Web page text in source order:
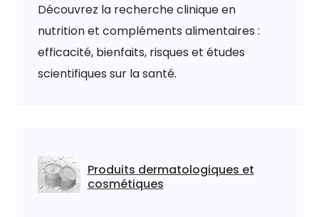
Découvrez la recherche clinique en
nutrition et compléments alimentaires :
efficacité, bienfaits, risques et études
scientifiques sur la santé.
Produits dermatologiques et
cosmétiques